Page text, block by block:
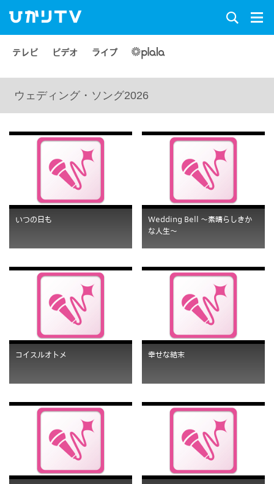
テレビ ビデオ ライブ
ウェディング・ソング2026
いつの日も
Wedding Bell 〜素晴らしきか
な人生〜
コイスルオトメ 幸せな結末